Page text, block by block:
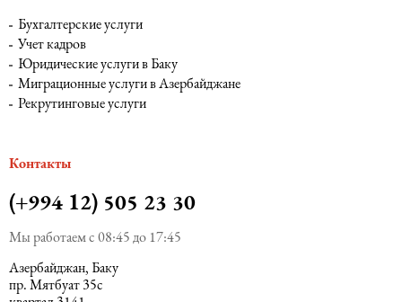
Бухгалтерские услуги
Учет кадров
Юридические услуги в Баку
Миграционные услуги в Азербайджане
Рекрутинговые услуги
Контакты
(+994 12) 505 23 30
Мы работаем с 08:45 до 17:45
Азербайджан, Баку
пр. Мятбуат 35с